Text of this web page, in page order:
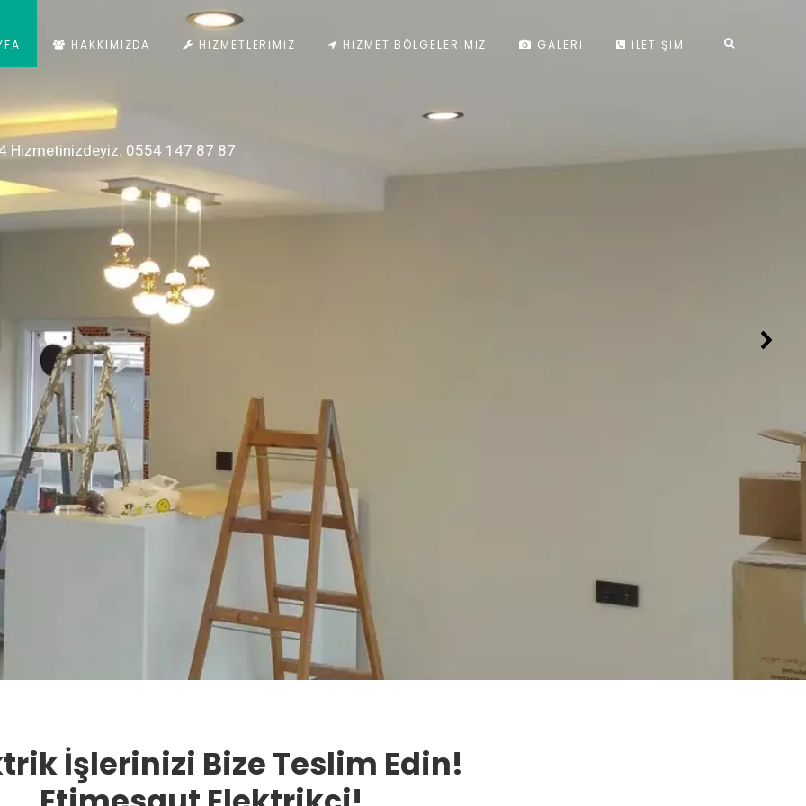
HAKKIMIZDA HIZMETLERIMIZ HIZMET BÖLGELERIMIZ GALERI İLETIŞIM
Hizmetinizdeyiz. 0554 147 87 87
İşlerinizi Bize Teslim Edin!